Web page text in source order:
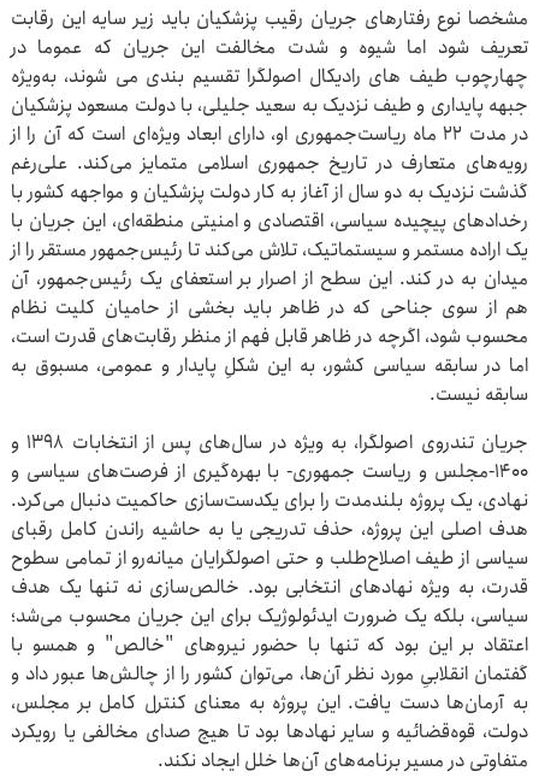
مشخصا نوع رفتارهای جریان رقیب پزشکیان باید زیر سایه این رقابت
تعریف شود اما شیوه و شدت مخالفت این جریان که عموما در
چهارچوب طیف های رادیکال اصولگرا تقسیم بندی می شوند، به‌ویژه
جبهه پایداری و طیف نزدیک به سعید جلیلی، با دولت مسعود پزشکیان
در مدت ۲۲ ماه ریاست‌جمهوری او، دارای ابعاد ویژه‌ای است که آن را از
رویه‌های متعارف در تاریخ جمهوری اسلامی متمایز می‌کند. علی‌رغم
گذشت نزدیک به دو سال از آغاز به کار دولت پزشکیان و مواجهه کشور با
رخدادهای پیچیده سیاسی، اقتصادی و امنیتی منطقه‌ای، این جریان با
یک اراده مستمر و سیستماتیک، تلاش می‌کند تا رئیس‌جمهور مستقر را از
میدان به در کند. این سطح از اصرار بر استعفای یک رئیس‌جمهور، آن
هم از سوی جناحی که در ظاهر باید بخشی از حامیان کلیت نظام
محسوب شود، اگرچه در ظاهر قابل فهم از منظر رقابت‌های قدرت است،
اما در سابقه سیاسی کشور، به این شکلِ پایدار و عمومی، مسبوق به
سابقه نیست.
جریان تندروی اصولگرا، به ویژه در سال‌های پس از انتخابات ۱۳۹۸ و
۱۴۰۰-مجلس و ریاست جمهوری- با بهره‌گیری از فرصت‌های سیاسی و
نهادی، یک پروژه بلندمدت را برای یکدست‌سازی حاکمیت دنبال می‌کرد.
هدف اصلی این پروژه، حذف تدریجی یا به حاشیه راندن کامل رقبای
سیاسی از طیف اصلاح‌طلب و حتی اصولگرایان میانه‌رو از تمامی سطوح
قدرت، به ویژه نهادهای انتخابی بود. خالص‌سازی نه تنها یک هدف
سیاسی، بلکه یک ضرورت ایدئولوژیک برای این جریان محسوب می‌شد؛
اعتقاد بر این بود که تنها با حضور نیروهای "خالص" و همسو با
گفتمان انقلابیِ مورد نظر آن‌ها، می‌توان کشور را از چالش‌ها عبور داد و
به آرمان‌ها دست یافت. این پروژه به معنای کنترل کامل بر مجلس،
دولت، قوه‌قضائیه و سایر نهادها بود تا هیچ صدای مخالفی یا رویکرد
متفاوتی در مسیر برنامه‌های آن‌ها خلل ایجاد نکند.